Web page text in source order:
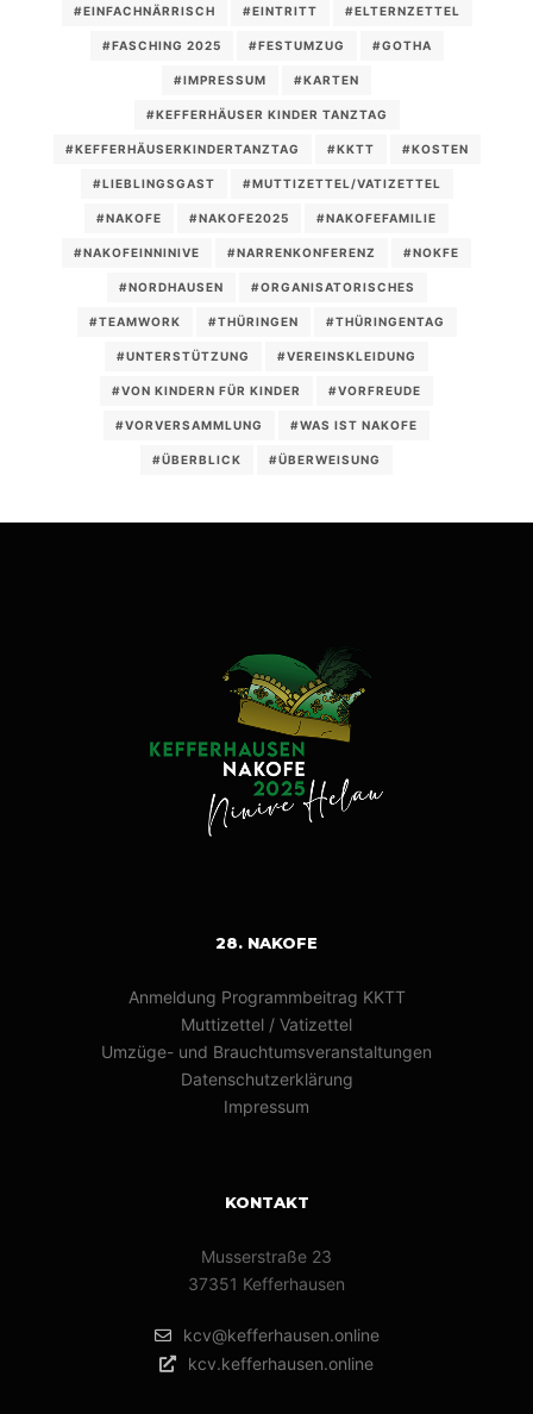
#EINFACHNÄRRISCH #EINTRITT #ELTERNZETTEL
#FASCHING 2025 #FESTUMZUG #GOTHA
#IMPRESSUM #KARTEN
#KEFFERHÄUSER KINDER TANZTAG
#KEFFERHÄUSERKINDERTANZTAG #KKTT #KOSTEN
#LIEBLINGSGAST #MUTTIZETTEL/VATIZETTEL
#NAKOFE #NAKOFE2025 #NAKOFEFAMILIE
#NAKOFEINNINIVE #NARRENKONFERENZ #NOKFE
#NORDHAUSEN #ORGANISATORISCHES
#TEAMWORK #THÜRINGEN #THÜRINGENTAG
#UNTERSTÜTZUNG #VEREINSKLEIDUNG
#VON KINDERN FÜR KINDER #VORFREUDE
#VORVERSAMMLUNG #WAS IST NAKOFE
#ÜBERBLICK #ÜBERWEISUNG
28. NAKOFE
Anmeldung Programmbeitrag KKTT
Muttizettel / Vatizettel
Umzüge- und Brauchtumsveranstaltungen
Datenschutzerklärung
Impressum
KONTAKT
Musserstraße 23
37351 Kefferhausen
kcv@kefferhausen.online
kcv.kefferhausen.online